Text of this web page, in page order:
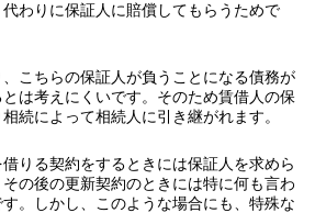
わりに保証人に賠償してもらうためで
こちらの保証人が負うことになる債務が
は考えにくいです。そのため賃借人の保
続によって相続人に引き継がれます。
りる契約をするときには保証人を求めら
の後の更新契約のときには特に何も言わ
。しかし、このような場合にも、特殊な